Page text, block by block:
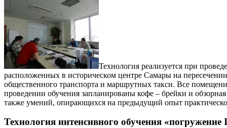
Технология реализуется при
расположенных в историческом центре Самары на
общественного транспорта и маршрутных такси. Все
проведении обучения запланированы кофе – брейки и
также умений, опирающихся на предыдущий опыт
Технология интенсивного обучения «погружение